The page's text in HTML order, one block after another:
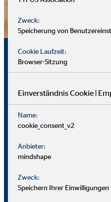
Sicherheit,
echte
Für uns zählt nicht dein
was du erreichen möchtest.
zwischenmenschlichen und
Du solltest offen,
Kund*innen hineinzuversetzen.
Zweck:
Speicherung von
Cookie Laufzeit:
Browser-Sitzung
Einverständnis Cookie |
Name:
cookie_consent_v2
Anbieter:
mindshape
Zweck:
Speichern Ihrer Einwilligungen